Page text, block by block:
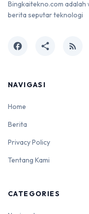
Bingkaitekno.com adalah
berita seputar teknologi
facebook share rss_feed
NAVIGASI
Home
Berita
Privacy Policy
Tentang Kami
CATEGORIES